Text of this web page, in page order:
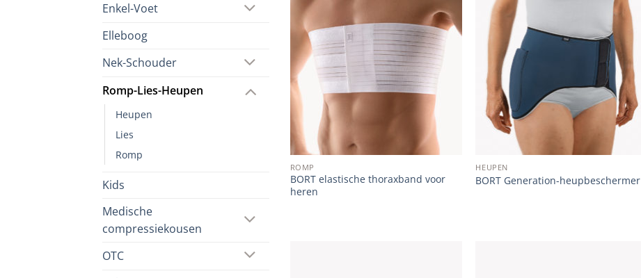
Enkel-Voet
Elleboog
Nek-Schouder
Romp-Lies-Heupen
Heupen
Lies
Romp
Kids
Medische
compressiekousen
OTC
Add to
wishlist
ROMP
BORT elastische thoraxband voor
heren
Add to
wishlist
HEUPEN
BORT Generation-­heupbeschermer